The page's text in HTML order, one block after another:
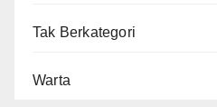
Tak Berkategori
Warta